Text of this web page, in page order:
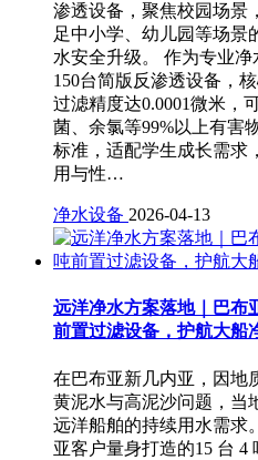
渗透设备，聚焦校园场景
足中小学、幼儿园等场景
水安全升级。 作为专业
150台简版反渗透设备，
过滤精度达0.0001微米，
菌、余氯等99%以上有害
标准，适配学生成长需求
用与性…
净水设备 2026-04-13
远洋净水方案落地｜巴布
前置过滤设备，护航大船
在巴布亚新几内亚，因地
黄泥水与高泥沙问题，当
远洋船舶的持续用水需求
亚客户量身打造的15 台 4